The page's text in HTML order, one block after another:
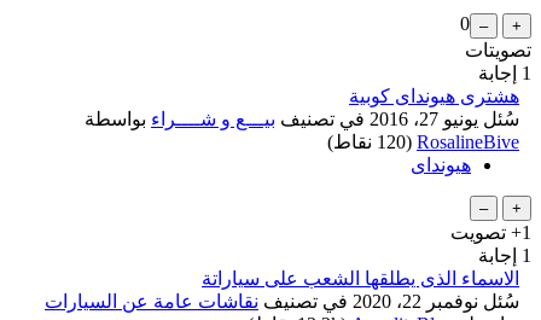
0
تصويتات
1 إجابة
هشترى هيونداى كوبية
سُئل يونيو 27، 2016 في تصنيف بيـــع و شــــراء بواسطة
RosalineBive
(
120 نقاط)
هيونداى
+1 تصويت
1 إجابة
الاسماء الذى يطلقها الشعب على سياراتة
سُئل نوفمبر 22، 2020 في تصنيف نقاشات عامة عن السيارات